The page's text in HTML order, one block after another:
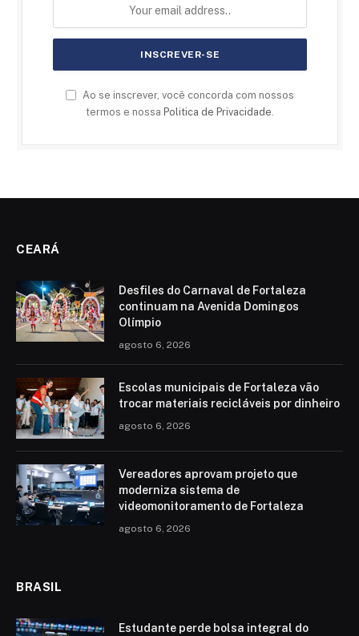
Ao se inscrever, você concorda com nossos
termos e nossa Politica de Privacidade.
CEARÁ
Desfiles do Carnaval de Fortaleza
continuam na Avenida Domingos
Olímpio
agosto 6, 2026
Escolas municipais de Fortaleza vão
trocar materiais recicláveis por dinheiro
agosto 6, 2026
Vereadores aprovam projeto que
moderniza sistema de
videomonitoramento de Fortaleza
agosto 6, 2026
BRASIL
Estudante perde bolsa integral do